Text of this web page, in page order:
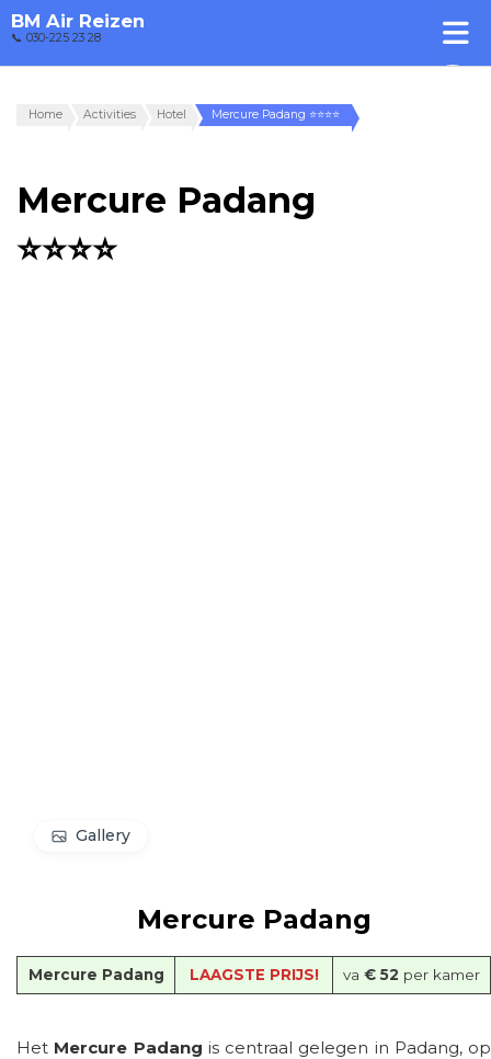
BM Air Reizen
📞 030-225 23 28
Home Activities Hotel Mercure Padang ⭐⭐⭐⭐
Mercure Padang
⭐⭐⭐⭐
Gallery
Mercure Padang
Mercure Padang LAAGSTE PRIJS! va € 52 per kamer
Het Mercure Padang is centraal gelegen in Padang, op